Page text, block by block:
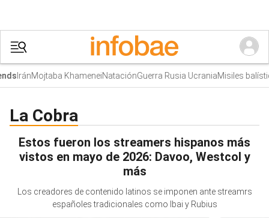
IránMojtaba KhameneiNataciónGuerra Rusia UcraniaMisiles
La Cobra
Estos fueron los streamers hispanos más
vistos en mayo de 2026: Davoo, Westcol y
más
Los creadores de contenido latinos se imponen ante streamrs
españoles tradicionales como Ibai y Rubius